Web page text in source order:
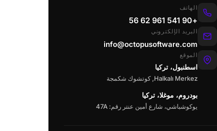
الهاتف
+90 541 961 62 56
البريد الإلكتروني
info@octopusoftware.com
الموقع
اسطنبول، تركيا
Halkalı Merkez, كوتشوك شكمجة
بودروم، موغلا، تركيا
يوكوشباشي، شارع أمين عنتر رقم: 47A